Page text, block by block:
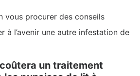
vous procurer des conseils
à l’avenir une autre infestation de
un traitement